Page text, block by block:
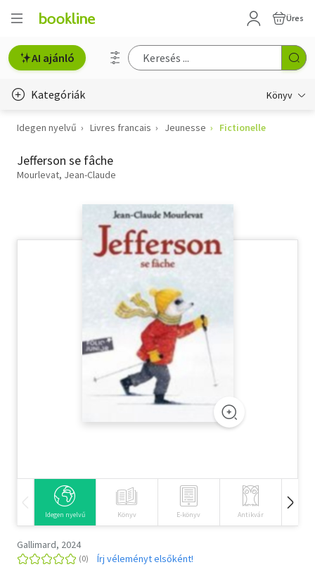
Üres
AI ajánló
Kategóriák Könyv
Életmód, egészség
Erotika
Szótár, nyelvkönyv
Tankönyv, segédkönyv
Idegen nyelvű Livres francais Jeunesse Fictionelle
Jefferson se fâche
Mourlevat, Jean-Claude
Idegen nyelvű Könyv E-könyv Antikvár
Gallimard, 2024
Írj véleményt elsőként!